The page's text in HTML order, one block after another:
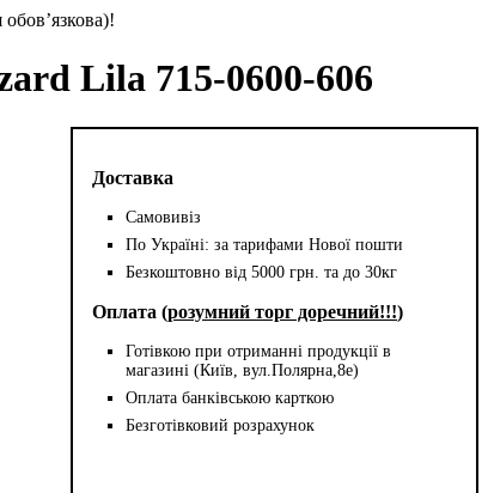
Lila 715-0600-606
Доставка
Самовивіз
По Україні: за тарифами Нової пошти
Безкоштовно від 5000 грн. та до 30кг
Оплата (розумний торг доречний!!!)
Готівкою при отриманні продукції в
магазині (Київ, вул.Полярна,8е)
Оплата банківською карткою
Безготівковий розрахунок